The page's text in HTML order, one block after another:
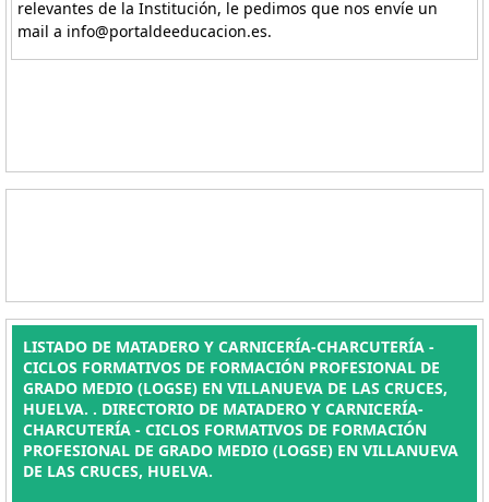
relevantes de la Institución, le pedimos que nos envíe un
mail a info@portaldeeducacion.es.
LISTADO DE MATADERO Y CARNICERÍA-CHARCUTERÍA -
CICLOS FORMATIVOS DE FORMACIÓN PROFESIONAL DE
GRADO MEDIO (LOGSE) EN VILLANUEVA DE LAS CRUCES,
HUELVA. . DIRECTORIO DE MATADERO Y CARNICERÍA-
CHARCUTERÍA - CICLOS FORMATIVOS DE FORMACIÓN
PROFESIONAL DE GRADO MEDIO (LOGSE) EN VILLANUEVA
DE LAS CRUCES, HUELVA.